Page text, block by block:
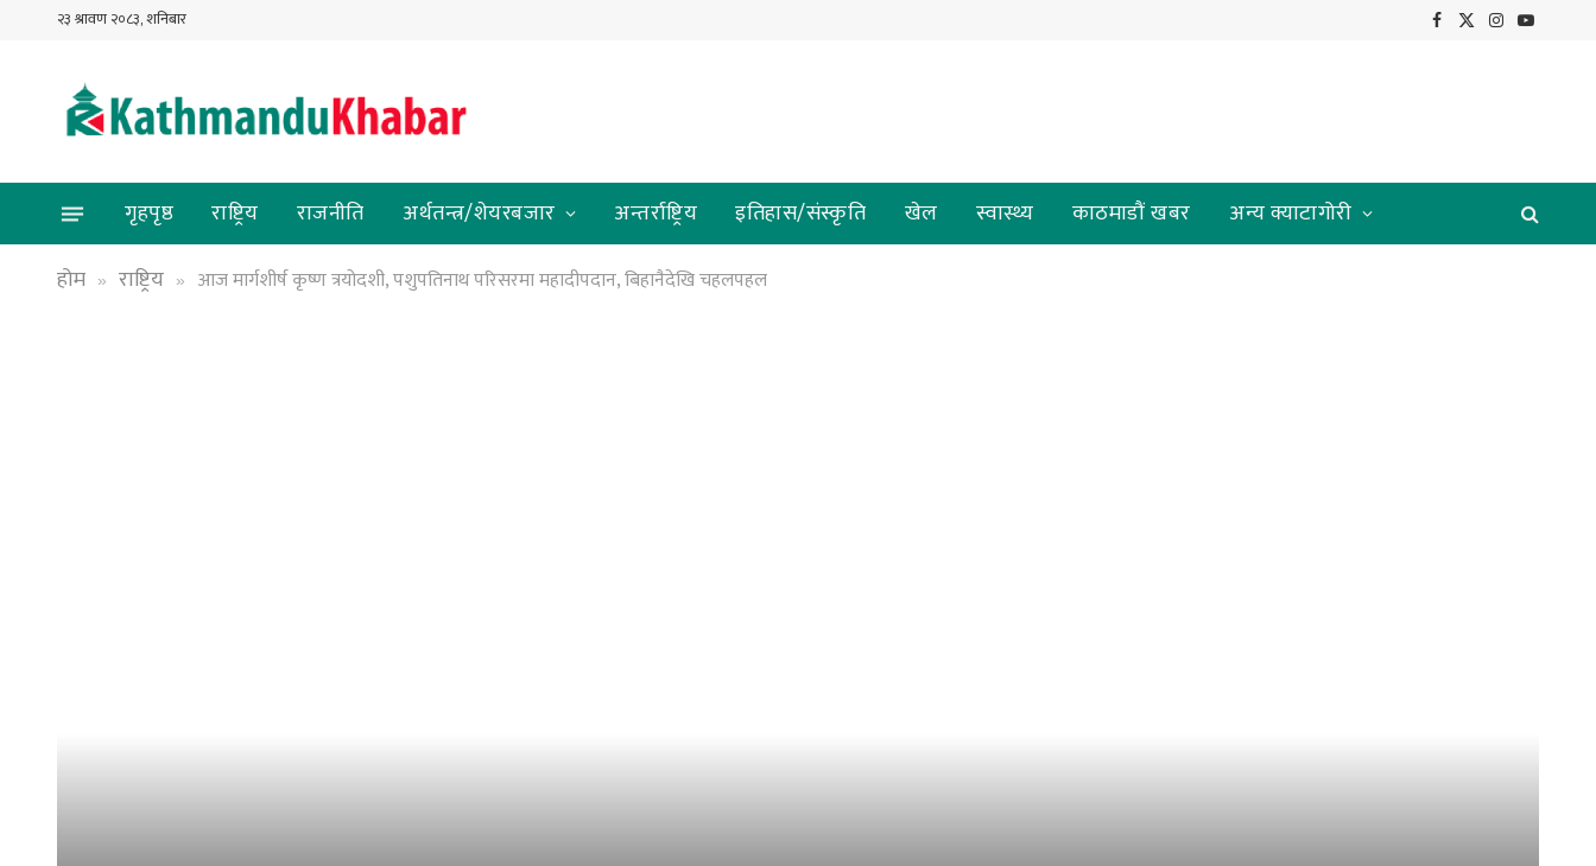
२३ श्रावण २०८३, शनिबार Facebook
X
Instagram
YouTube
गृहपृष्ठ राष्ट्रिय राजनीति अर्थतन्त्र/शेयरबजार अन्तर्राष्ट्रिय इतिहास/संस्कृति खेल स्वास्थ्य काठमाडौं खबर
अन्य क्याटागोरी
होम
» राष्ट्रिय » आज मार्गशीर्ष कृष्ण त्रयोदशी, पशुपतिनाथ परिसरमा महादीपदान, बिहानैदेखि चहलपहल